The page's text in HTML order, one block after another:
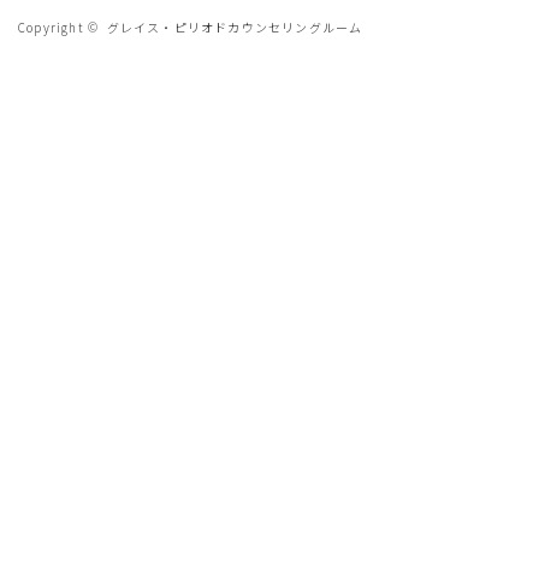
Copyright © グレイス・ピリオドカウンセリングルーム